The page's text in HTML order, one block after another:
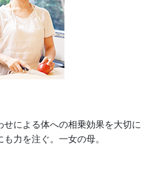
による体への相乗効果を大切に
力を注ぐ。一女の母。